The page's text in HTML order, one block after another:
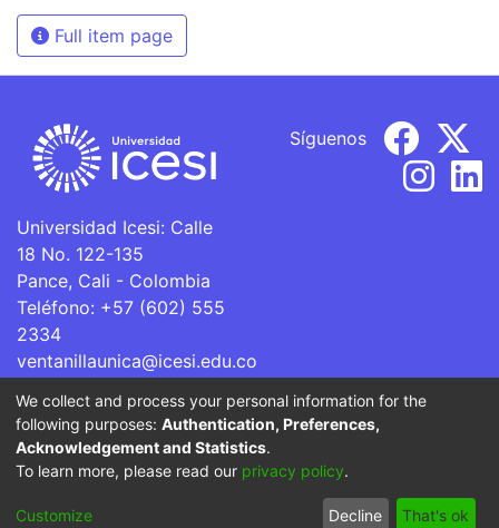
Full item page
Universidad Icesi: Calle
18 No. 122-135
Pance, Cali - Colombia
Teléfono: +57 (602) 555
2334
ventanillaunica@icesi.edu.co
Síguenos
La Universidad Icesi es una Institución de Educación
Superior que se encuentra sujeta a inspección y vigilancia
por parte del Ministerio de Educación Nacional.
Cookie
End User
Send
We collect and process your personal information for the
following purposes: Authentication, Preferences,
Acknowledgement and Statistics.
To learn more, please read our privacy policy.
Customize Decline That's ok